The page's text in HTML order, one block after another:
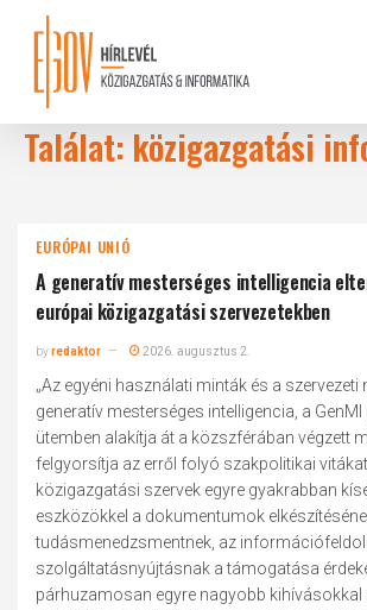
content
Találat: közigazgatási
EURÓPAI UNIÓ
A generatív mesterséges intelligencia
európai közigazgatási szervezetekben
byredaktor 2026. augusztus 2.
„Az egyéni használati minták és a szervezeti
generatív mesterséges intelligencia, a
ütemben alakítja át a közszférában végzett
felgyorsítja az erről folyó szakpolitikai
közigazgatási szervek egyre gyakrabban
eszközökkel a dokumentumok
tudásmenedzsmentnek, az
szolgáltatásnyújtásnak a támogatása
párhuzamosan egyre nagyobb kihívásokkal